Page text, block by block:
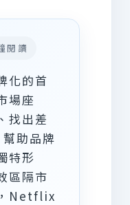
閱讀
化的首
場座
找出差
助品牌
特形
區隔市
Netflix